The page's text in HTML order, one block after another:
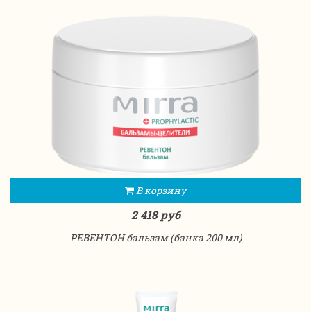
В корзину
2 418 руб
РЕВЕНТОН бальзам (банка 200 мл)